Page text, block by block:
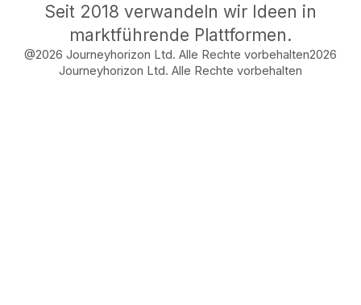
Seit 2018 verwandeln wir Ideen in
marktführende Plattformen.
@2026 Journeyhorizon Ltd. Alle Rechte vorbehalten2026
Journeyhorizon Ltd. Alle Rechte vorbehalten